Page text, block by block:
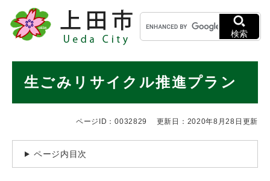
メニューを飛ばして本文へ
キ
ー
ワ
検
検索
生ごみリサイクル推進プラン
ページID：0032829 更新日：2020年8月28日更新
ページ内目次